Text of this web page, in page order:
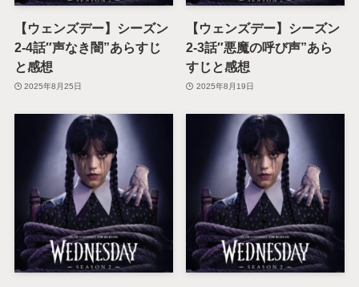
【ウェンズデー】シーズン
2-4話″声なき闇”あらすじ
と感想
2025年8月25日
【ウェンズデー】シーズン
2-3話″悪魔の呼び声”あら
すじと感想
2025年8月19日